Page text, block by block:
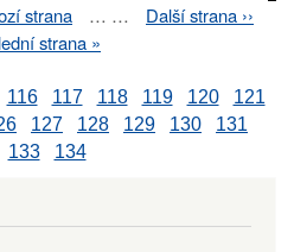
strana … …
Next
Další strana ››
strana »
116 117 118 119 120
121
127 128 129 130
131
133 134